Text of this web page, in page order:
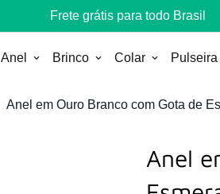
Frete grátis para todo Brasil
Anel Brinco Colar Pulseira
Anel em Ouro Branco com Gota de
Anel